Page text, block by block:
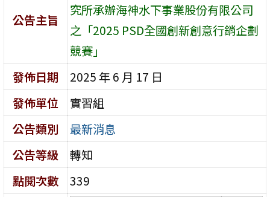
公告主旨
究所承辦海神水下事業股份有限公司
之「2025 PSD全國創新創意行銷企劃
競賽」
發佈日期
2025 年 6 月 17 日
發佈單位
實習組
公告類別
最新消息
公告等級
轉知
點閱次數
339